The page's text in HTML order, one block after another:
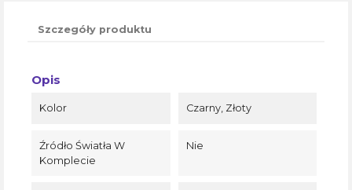
Szczegóły produktu
Opis
Kolor Czarny, Złoty
Źródło Światła W
Komplecie
Nie